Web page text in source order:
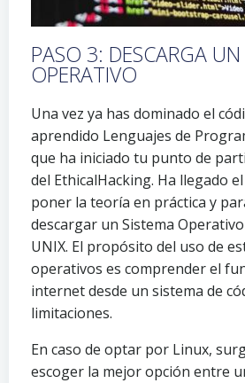
PASO 3: DESCARGA
OPERATIVO
Una vez ya has dominado el
aprendido Lenguajes de
que ha iniciado tu punto de
del EthicalHacking. Ha llegado
poner la teoría en práctica y
descargar un Sistema
UNIX. El propósito del uso de
operativos es comprender el
internet desde un sistema de
limitaciones.
En caso de optar por Linux,
escoger la mejor opción entre